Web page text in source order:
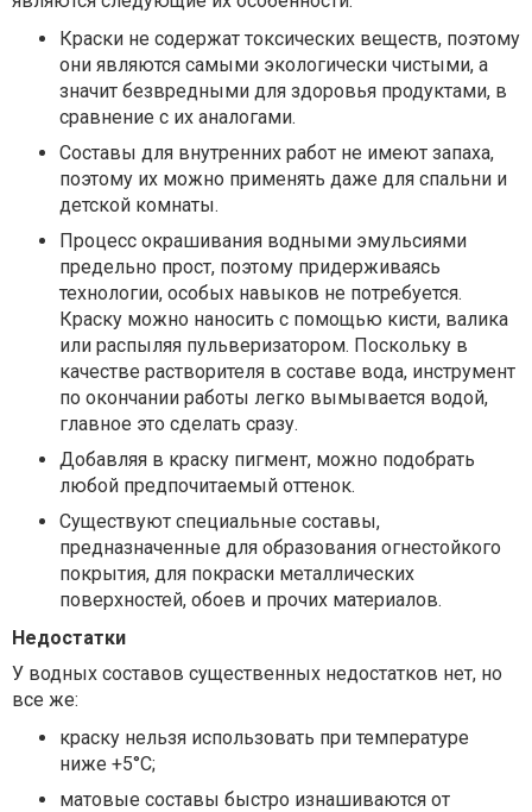
Краски не содержат токсических веществ, поэтому
они являются самыми экологически чистыми, а
значит безвредными для здоровья продуктами, в
сравнение с их аналогами.
Составы для внутренних работ не имеют запаха,
поэтому их можно применять даже для спальни и
детской комнаты.
Процесс окрашивания водными эмульсиями
предельно прост, поэтому придерживаясь
технологии, особых навыков не потребуется.
Краску можно наносить с помощью кисти, валика
или распыляя пульверизатором. Поскольку в
качестве растворителя в составе вода, инструмент
по окончании работы легко вымывается водой,
главное это сделать сразу.
Добавляя в краску пигмент, можно подобрать
любой предпочитаемый оттенок.
Существуют специальные составы,
предназначенные для образования огнестойкого
покрытия, для покраски металлических
поверхностей, обоев и прочих материалов.
Недостатки
У водных составов существенных недостатков нет, но
все же:
краску нельзя использовать при температуре
ниже +5°С;
матовые составы быстро изнашиваются от